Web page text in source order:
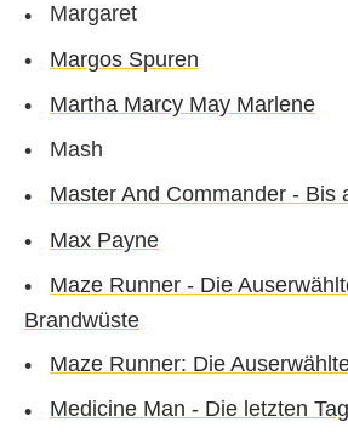
Margaret
Margos Spuren
Martha Marcy May Marlene
Mash
Master And Commander - Bis
Max Payne
Maze Runner - Die
Brandwüste
Maze Runner: Die
Medicine Man - Die letzten